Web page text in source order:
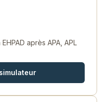
après APA, APL